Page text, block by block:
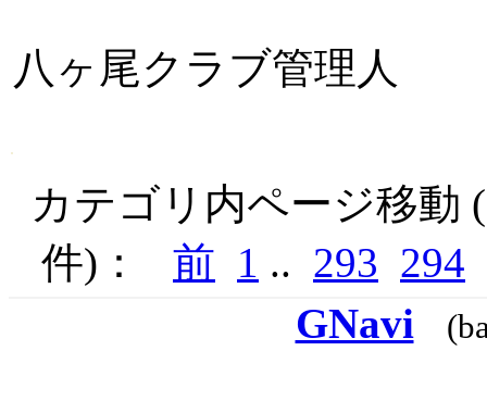
八ヶ尾クラブ管理人
カテゴリ内ページ移動
件)： 前 1 .. 293 294
GNavi